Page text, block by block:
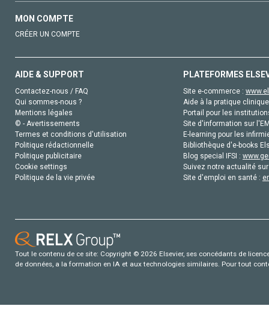
MON COMPTE
CRÉER UN COMPTE
AIDE & SUPPORT
Contactez-nous / FAQ
Qui sommes-nous ?
Mentions légales
© - Avertissements
Termes et conditions d'utilisation
Politique rédactionnelle
Politique publicitaire
Cookie settings
Politique de la vie privée
PLATEFORMES
Site e-commerce :
Aide à la pratique
Portail pour les
Site d'information sur
E-learning pour les
Bibliothèque d'e-books
Blog special IFSI :
Suivez notre actualité
Site d'emploi en santé :
Tout le contenu de ce site: Copyright © 2026 Elsevier, ses concédants de
de données, a la formation en IA et aux technologies similaires. Pour tout